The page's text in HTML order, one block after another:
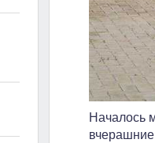
Началось